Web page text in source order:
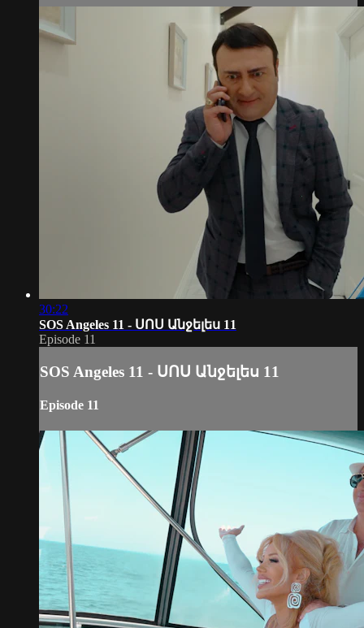
30:22
SOS Angeles 11 - ՍՈՍ Անջելես 11
Episode 11
SOS Angeles 11 - ՍՈՍ Անջելես 11
Episode 11